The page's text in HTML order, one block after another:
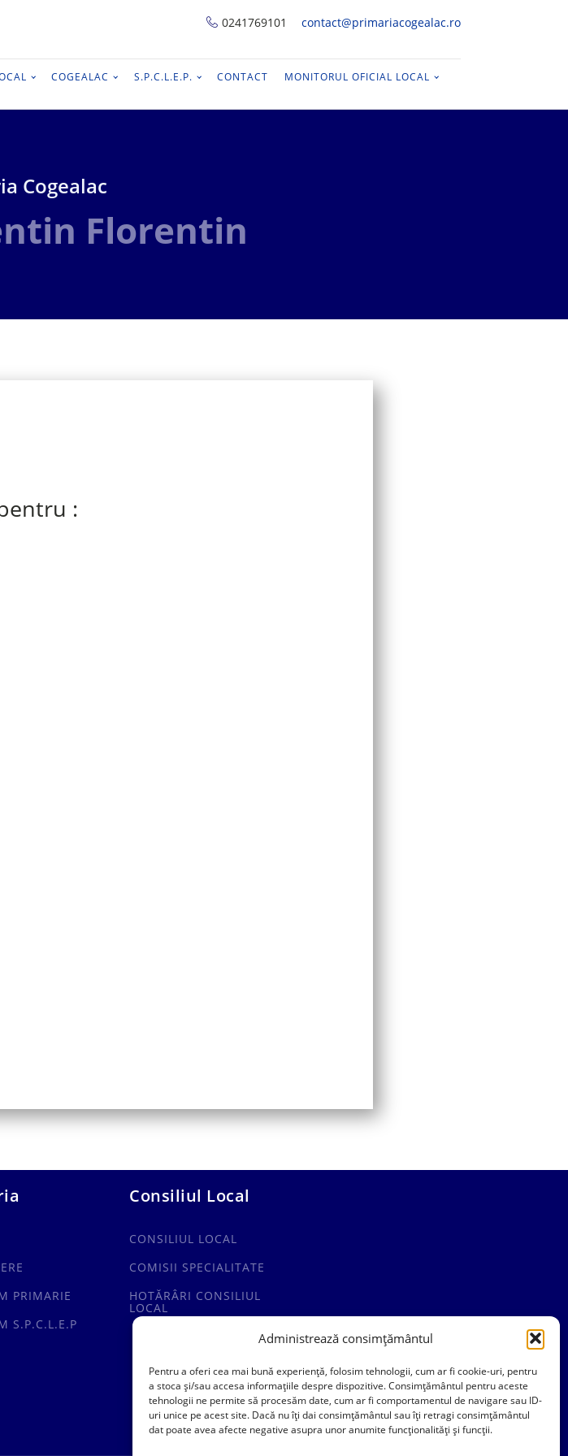
Administrează consimțământul
Pentru a oferi cea mai bună experiență, folosim tehnologii, cum ar fi cookie-uri, pentru
a stoca și/sau accesa informațiile despre dispozitive. Consimțământul pentru aceste
tehnologii ne permite să procesăm date, cum ar fi comportamentul de navigare sau ID-
uri unice pe acest site. Dacă nu îți dai consimțământul sau îți retragi consimțământul
dat poate avea afecte negative asupra unor anumite funcționalități și funcții.
0241769101 contact@primariacogealac.ro
COGEALAC S.P.C.L.E.P. CONTACT MONITORUL OFICIAL LOCAL
Cogealac
Florentin
:
PRIMARIE
S.P.C.L.E.P
Consiliul Local
CONSILIUL LOCAL
COMISII SPECIALITATE
HOTĂRÂRI CONSILIUL
LOCAL